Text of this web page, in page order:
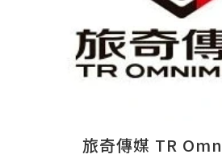
旅奇傳媒 TR